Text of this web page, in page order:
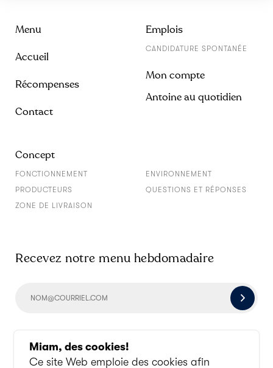
Miam, des cookies!
Ce site Web emploie des cookies afin
Menu
Accueil
Récompenses
Contact
Emplois
CANDIDATURE SPONTANÉE
Mon compte
Antoine au quotidien
Concept
FONCTIONNEMENT
ENVIRONNEMENT
PRODUCTEURS
QUESTIONS ET RÉPONSES
ZONE DE LIVRAISON
Socialisons un peu
Recevez notre menu hebdomadaire